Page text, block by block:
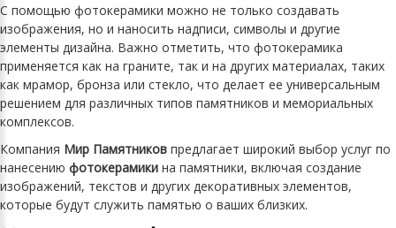
С помощью фотокерамики можно не только создавать
изображения, но и наносить надписи, символы и другие
элементы дизайна. Важно отметить, что фотокерамика
применяется как на граните, так и на других материалах, таких
как мрамор, бронза или стекло, что делает ее универсальным
решением для различных типов памятников и мемориальных
комплексов.
Компания Мир Памятников предлагает широкий выбор услуг по
нанесению фотокерамики на памятники, включая создание
изображений, текстов и других декоративных элементов,
которые будут служить памятью о ваших близких.